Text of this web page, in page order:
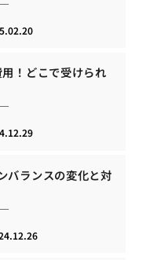
！どこで受けられ
バランスの変化と対